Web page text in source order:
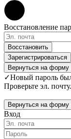
Восстановление
Восстановить
Зарегистрироваться
Вернуться на форму
✓Новый пароль
Проверьте эл. почту.
Вернуться на форму
Вход